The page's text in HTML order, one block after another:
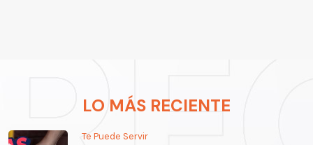
LO MÁS RECIENTE
Te Puede Servir